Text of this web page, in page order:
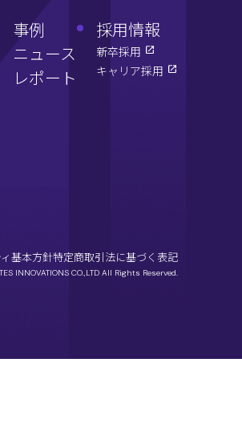
事例
ニュース
レポート
採用情報
新卒採用
キャリア採用
基本方針特定商取引法に基づく表記
INNOVATIONS CO.,LTD All Rights Reserved.